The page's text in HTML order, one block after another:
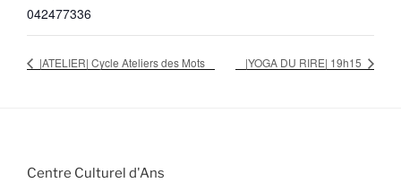
042477336
|ATELIER| Cycle Ateliers des Mots |YOGA DU RIRE| 19h15
Centre Culturel d'Ans